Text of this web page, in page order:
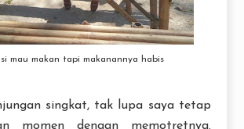
mau makan tapi makanannya habis
singkat, tak lupa saya tetap
momen dengan memotretnya.